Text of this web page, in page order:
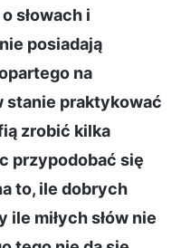
słowach i
posiadają
na
stanie praktykować
zrobić kilka
przypodobać się
to, ile dobrych
miłych słów nie